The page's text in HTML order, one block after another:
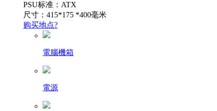
PSU标准：ATX
尺寸：415*175 *400毫米
购买地点?
電腦機箱
電源